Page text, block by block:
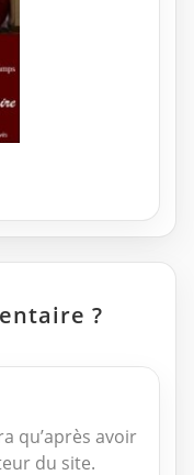
?
qu’après avoir
du site.